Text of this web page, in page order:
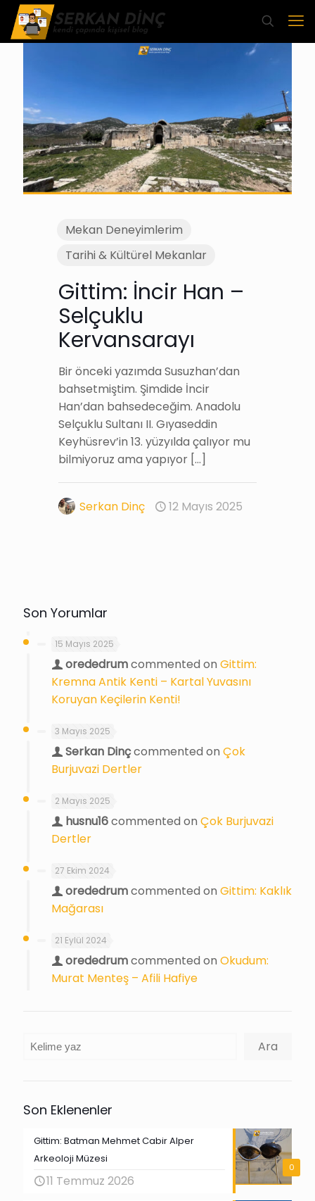
Mekan Deneyimlerim
Tarihi & Kültürel Mekanlar
Gittim: İncir Han –
Selçuklu
Kervansarayı
Bir önceki yazımda Susuzhan’dan
bahsetmiştim. Şimdide İncir
Han’dan bahsedeceğim. Anadolu
Selçuklu Sultanı II. Gıyaseddin
Keyhüsrev’in 13. yüzyılda çalıyor mu
bilmiyoruz ama yapıyor […]
Serkan Dinç 12 Mayıs 2025
Son Yorumlar
15 Mayıs 2025
orededrumcommented on Gittim:
Kremna Antik Kenti – Kartal Yuvasını
Koruyan Keçilerin Kenti!
3 Mayıs 2025
Serkan Dinçcommented on Çok
Burjuvazi Dertler
2 Mayıs 2025
husnu16commented on Çok Burjuvazi
Dertler
27 Ekim 2024
orededrumcommented on Gittim: Kaklık
Mağarası
21 Eylül 2024
orededrumcommented on Okudum:
Murat Menteş – Afili Hafiye
Ara Ara
Son Eklenenler
0
Gittim: Batman Mehmet Cabir Alper
Arkeoloji Müzesi
11 Temmuz 2026